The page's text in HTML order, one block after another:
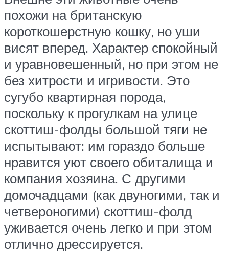
похожи на британскую
короткошерстную кошку, но уши
висят вперед. Характер спокойный
и уравновешенный, но при этом не
без хитрости и игривости. Это
сугубо квартирная порода,
поскольку к прогулкам на улице
скоттиш-фолды большой тяги не
испытывают: им гораздо больше
нравится уют своего обиталища и
компания хозяина. С другими
домочадцами (как двуногими, так и
четвероногими) скоттиш-фолд
уживается очень легко и при этом
отлично дрессируется.